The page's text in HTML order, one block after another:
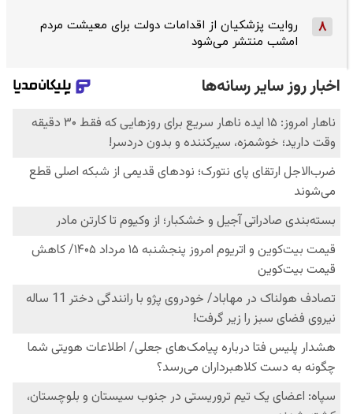
8
روایت پزشکیان از اقدامات دولت برای معیشت مردم
امشب منتشر می‌شود